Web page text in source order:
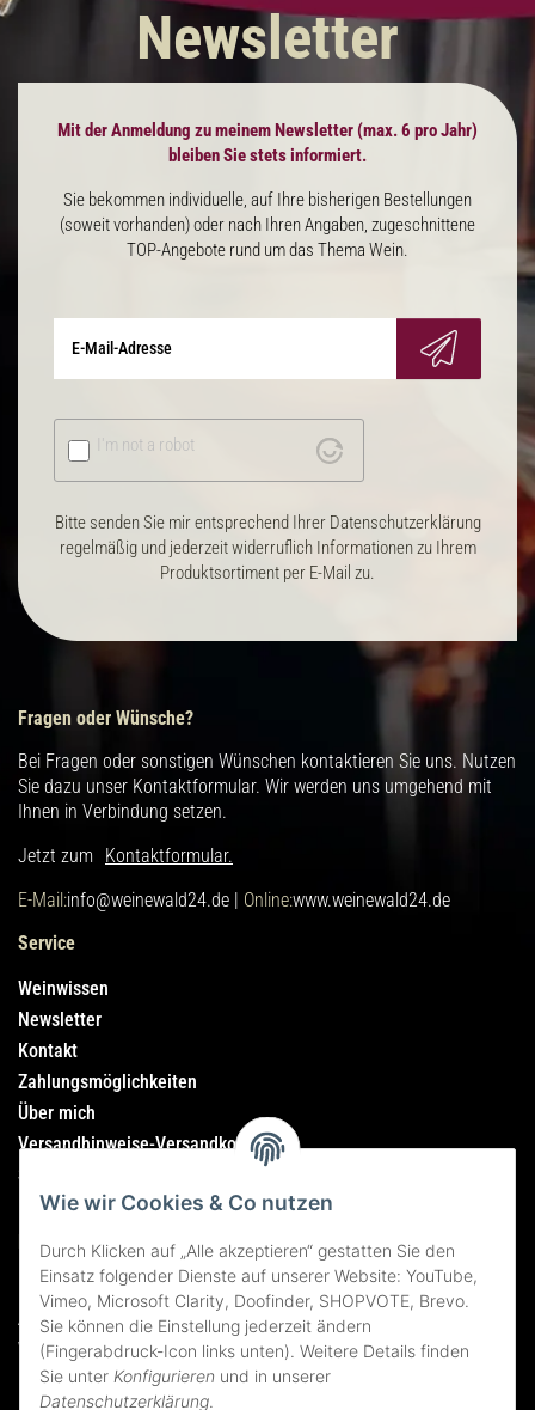
Wie wir Cookies & Co nutzen
Durch Klicken auf „Alle akzeptieren“ gestatten Sie den
Einsatz folgender Dienste auf unserer Website: YouTube,
Vimeo, Microsoft Clarity, Doofinder, SHOPVOTE, Brevo.
Sie können die Einstellung jederzeit ändern
(Fingerabdruck-Icon links unten). Weitere Details finden
Sie unter Konfigurieren und in unserer
Datenschutzerklärung.
Rechtliches
Impressum
AGB
Widerrufsrecht
Datenschutzerklärung
Service
Weinwissen
Newsletter
Kontakt
Zahlungsmöglichkeiten
Über mich
Versandhinweise-Versandkosten
Sitemap
Fragen oder Wünsche?
Bei Fragen oder sonstigen Wünschen kontaktieren Sie uns. Nutzen
Sie dazu unser Kontaktformular. Wir werden uns umgehend mit
Ihnen in Verbindung setzen.
Jetzt zum
Kontaktformular.
E-Mail:info@weinewald24.de | Online:www.weinewald24.de
Newsletter
Mit der Anmeldung zu meinem Newsletter (max. 6 pro Jahr)
bleiben Sie stets informiert.
Sie bekommen individuelle, auf Ihre bisherigen Bestellungen
(soweit vorhanden) oder nach Ihren Angaben, zugeschnittene
TOP-Angebote rund um das Thema Wein.
I'm not a robot
Bitte senden Sie mir entsprechend Ihrer Datenschutzerklärung
regelmäßig und jederzeit widerruflich Informationen zu Ihrem
Produktsortiment per E-Mail zu.